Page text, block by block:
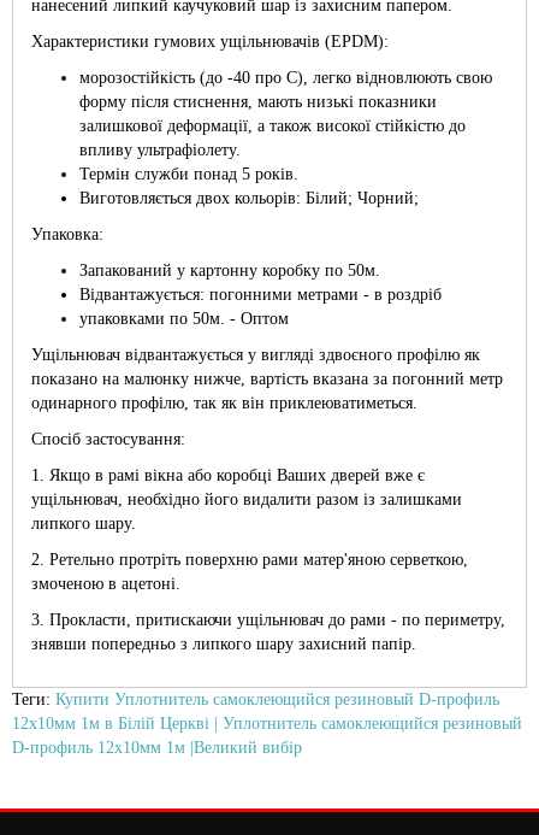
нанесений липкий каучуковий шар із захисним папером.
Характеристики гумових ущільнювачів (EPDM):
морозостійкість (до -40 про С), легко відновлюють свою
форму після стиснення, мають низькі показники
залишкової деформації, а також високої стійкістю до
впливу ультрафіолету.
Термін служби понад 5 років.
Виготовляється двох кольорів: Білий; Чорний;
Упаковка:
Запакований у картонну коробку по 50м.
Відвантажується: погонними метрами - в роздріб
упаковками по 50м. - Оптом
Ущільнювач відвантажується у вигляді здвоєного профілю як
показано на малюнку нижче, вартість вказана за погонний метр
одинарного профілю, так як він приклеюватиметься.
Спосіб застосування:
1. Якщо в рамі вікна або коробці Ваших дверей вже є
ущільнювач, необхідно його видалити разом із залишками
липкого шару.
2. Ретельно протріть поверхню рами матер'яною серветкою,
змоченою в ацетоні.
3. Прокласти, притискаючи ущільнювач до рами - по периметру,
знявши попередньо з липкого шару захисний папір.
Теги: Купити Уплотнитель самоклеющийся резиновый D-профиль
12х10мм 1м в Білій Церкві | Уплотнитель самоклеющийся резиновый
D-профиль 12х10мм 1м |Великий вибір